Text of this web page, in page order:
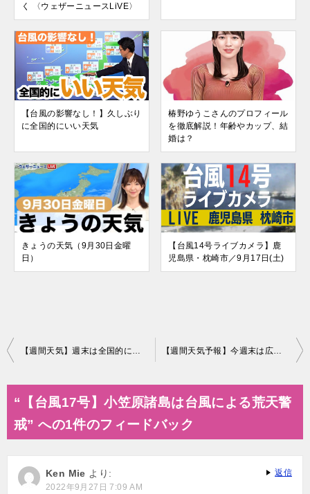
く 〈ウェザーニュースLiVE〉
【台風の影響なし！】久しぶり
に全国的にいい天気
椿野ゆうこさんのプロフィール
を徹底解説！年齢やカップ、結
婚は？
きょうの天気（9月30日金曜
日）
【台風14号ライブカメラ】鹿
児島県・枕崎市／9月17日(土)
投
ゲ
シ
【週間天気】週末は全国的に晴れてお出かけ日和 【週間天気予報】今週末は広範囲で晴れ 来週は天気下り坂
“【台風17号】小笠原諸島は台風による荒天警
戒” への1件のフィードバック
Ken Mie より:
2022年9月27日 7:09 AM
返信